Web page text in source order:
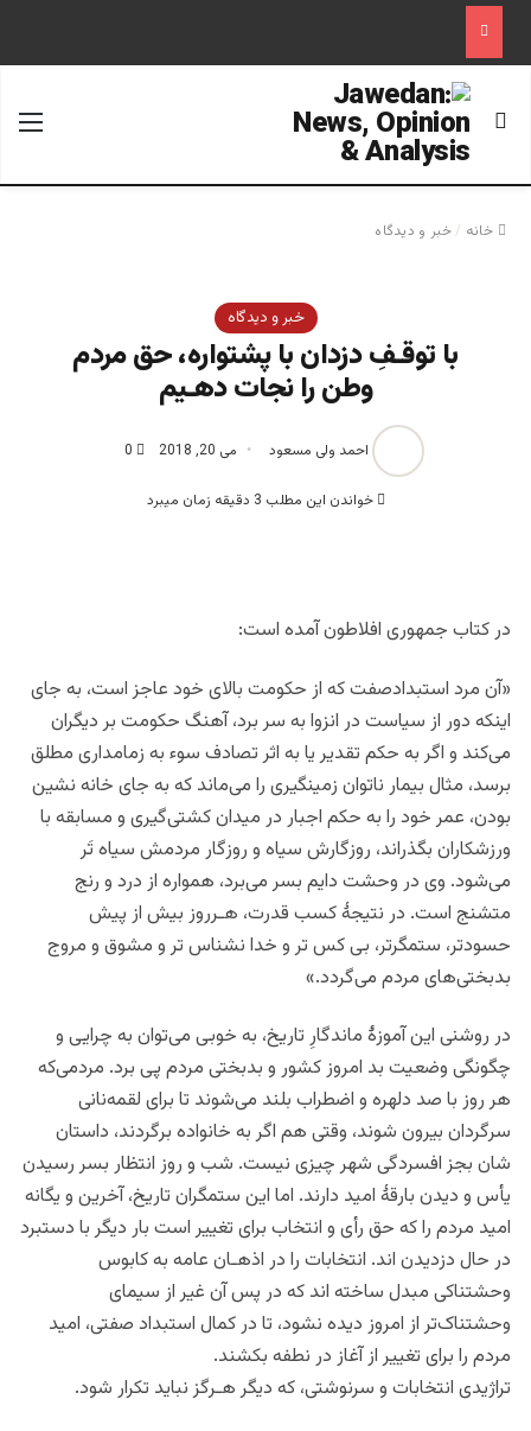
جستجو برای
خانه /خبر و دیدگاه
خبر و دیدگاه
با توقـفِ دزدان با پشتواره، حق مردم
وطن را نجات دهـیم
احمد ولی مسعود می 20, 2018 0
خواندن این مطلب 3 دقیقه زمان میبرد
در کتاب جمهوری افلاطون آمده است:
«آن مرد استبدادصفت که از حکومت بالاى خود عاجز است، به جای
اینکه دور از سیاست در انزوا به سر برد، آهنگ حکومت بر دیگران
می‌کند و اگر به حکم تقدیر یا به اثر تصادف سوء به زمامداری مطلق
برسد، مثال بیمار ناتوان زمینگیرى را می‌ماند که به جای خانه نشین
بودن، عمر خود را به حکم اجبار در میدان کشتی‌گیری و مسابقه با
ورزشکاران بگذراند، روزگارش سیاه و روزگار مردمش سیاه تَر
می‌شود. وى در وحشت دایم بسر می‌برد، همواره از درد و رنج
متشنج است. در نتیجۀ کسب قدرت، هـرروز بیش از پیش
حسودتر، ستمگرتر، بی کس تر و خدا نشناس تر و مشوق و مروج
بدبختى‌های مردم می‌گردد.»
در روشنی این آموزۀ ماندگارِ تاریخ، به خوبی می‌توان به چرایى و
چگونگى وضعیت بد امروز کشور و بدبختی مردم پی برد. مردمی‌که
هر روز با صد دلهره و اضطراب بلند می‌شوند تا برای لقمه‌نانی
سرگردان بیرون شوند، وقتی هم اگر به خانواده برگردند، داستان
شان بجز افسردگی شهر چیزی نیست. شب و روز انتظار بسر رسیدن
یأس و دیدن بارقۀ امید دارند. اما این ستمگران تاریخ، آخرین و یگانه
امید مردم را که حق رأی و انتخاب براى تغییر است بار دیگر با دستبرد
در حال دزدیدن اند. انتخابات را در اذهـان عامه به کابوس
وحشتناکى مبدل ساخته اند که در پس آن غیر از سیمای
وحشتناک‌تر از امروز دیده نشود، تا در کمال استبداد صفتى، امید
مردم را برای تغییر از آغاز در نطفه بکشند.
تراژیدى انتخابات و سرنوشتى، که دیگر هـرگز نباید تکرار شود.